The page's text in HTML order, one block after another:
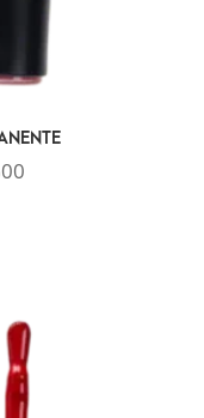
hasta
$ 30.600